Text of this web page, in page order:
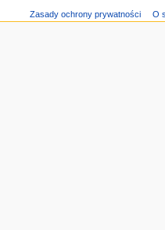
Zasady ochrony prywatności O